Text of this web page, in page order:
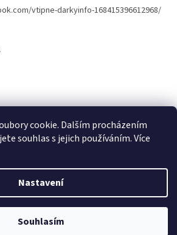
cookie. Dalším procházením
souhlas s jejich používáním. Více
Nastavení
Souhlasím
vtipne-darkyinfo-168415396612968/
Vytvořil Shoptet
Vtipné dárky. Všechna práva vyhrazena.